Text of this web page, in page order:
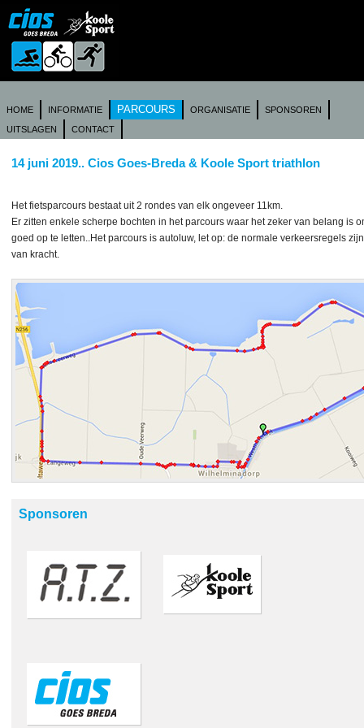
HOME INFORMATIE PARCOURS ORGANISATIE
SPONSOREN
UITSLAGEN
CONTACT
14 juni 2019.. Cios Goes-Breda & Koole Sport triathlon
Het fietsparcours bestaat uit 2 rondes van elk ongeveer 11km.
Er zitten enkele scherpe bochten in het parcours waar het zeker van belang is
goed op te letten..Het parcours is autoluw, let op: de normale verkeersregels zijn
van kracht.
Sponsoren